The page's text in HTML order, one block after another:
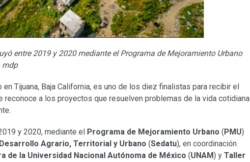
entre 2019 y 2020 mediante el Programa de Mejoramiento Urbano
mdp
en Tijuana, Baja California, es uno de los diez finalistas para recibir el
reconoce a los proyectos que resuelven problemas de la vida cotidiana
y 2020, mediante el Programa de Mejoramiento Urbano ( PMU)
Agrario, Territorial y Urbano (Sedatu), en coordinación
de la Universidad Nacional Autónoma de México (UNAM) y Taller